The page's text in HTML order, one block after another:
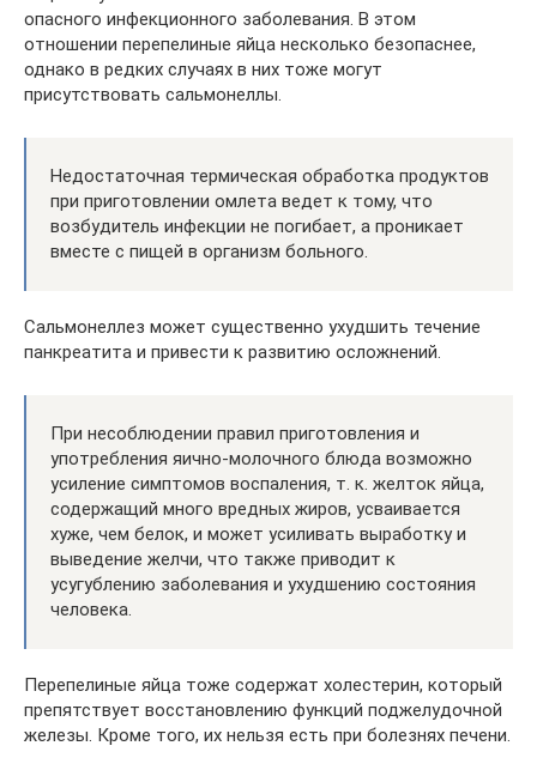
опасного инфекционного заболевания. В этом
отношении перепелиные яйца несколько безопаснее,
однако в редких случаях в них тоже могут
присутствовать сальмонеллы.
Недостаточная термическая обработка продуктов
при приготовлении омлета ведет к тому, что
возбудитель инфекции не погибает, а проникает
вместе с пищей в организм больного.
Сальмонеллез может существенно ухудшить течение
панкреатита и привести к развитию осложнений.
При несоблюдении правил приготовления и
употребления яично-молочного блюда возможно
усиление симптомов воспаления, т. к. желток яйца,
содержащий много вредных жиров, усваивается
хуже, чем белок, и может усиливать выработку и
выведение желчи, что также приводит к
усугублению заболевания и ухудшению состояния
человека.
Перепелиные яйца тоже содержат холестерин, который
препятствует восстановлению функций поджелудочной
железы. Кроме того, их нельзя есть при болезнях печени.